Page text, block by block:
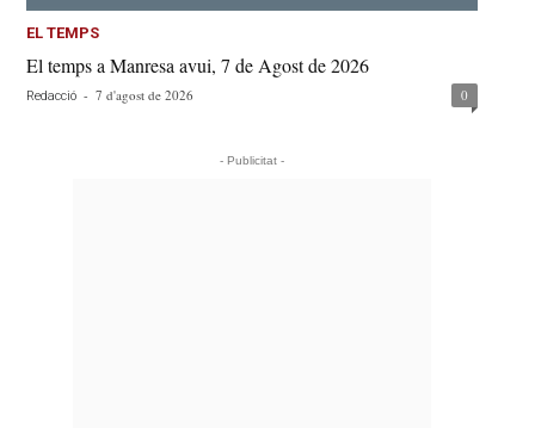
EL TEMPS
El temps a Manresa avui, 7 de Agost de 2026
Redacció - 7 d'agost de 2026 0
- Publicitat -